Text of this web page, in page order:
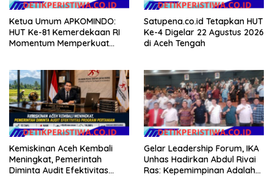
Ketua Umum APKOMINDO:
HUT Ke-81 Kemerdekaan RI
Momentum Memperkuat
Hukum Menuju Indonesia
Emas 2045
Satupena.co.id Tetapkan HUT
Ke-4 Digelar 22 Agustus 2026
di Aceh Tengah
Kemiskinan Aceh Kembali
Meningkat, Pemerintah
Diminta Audit Efektivitas
Gelar Leadership Forum, IKA
Unhas Hadirkan Abdul Rivai
Ras: Kepemimpinan Adalah